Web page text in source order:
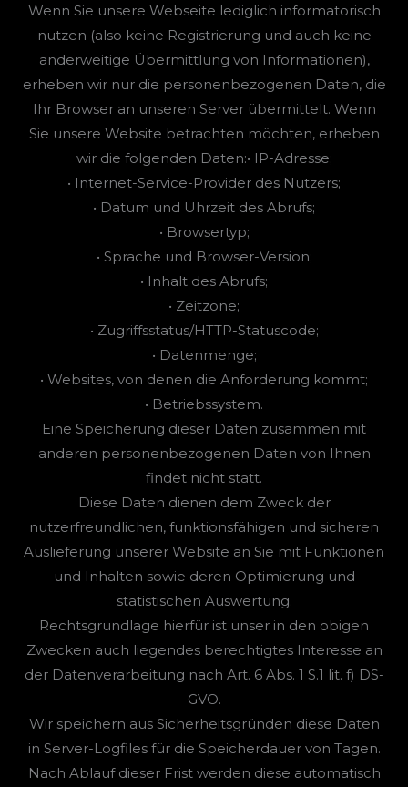
Wenn Sie unsere Webseite lediglich informatorisch
nutzen (also keine Registrierung und auch keine
anderweitige Übermittlung von Informationen),
erheben wir nur die personenbezogenen Daten, die
Ihr Browser an unseren Server übermittelt. Wenn
Sie unsere Website betrachten möchten, erheben
wir die folgenden Daten:• IP-Adresse;
• Internet-Service-Provider des Nutzers;
• Datum und Uhrzeit des Abrufs;
• Browsertyp;
• Sprache und Browser-Version;
• Inhalt des Abrufs;
• Zeitzone;
• Zugriffsstatus/HTTP-Statuscode;
• Datenmenge;
• Websites, von denen die Anforderung kommt;
• Betriebssystem.
Eine Speicherung dieser Daten zusammen mit
anderen personenbezogenen Daten von Ihnen
findet nicht statt.
Diese Daten dienen dem Zweck der
nutzerfreundlichen, funktionsfähigen und sicheren
Auslieferung unserer Website an Sie mit Funktionen
und Inhalten sowie deren Optimierung und
statistischen Auswertung.
Rechtsgrundlage hierfür ist unser in den obigen
Zwecken auch liegendes berechtigtes Interesse an
der Datenverarbeitung nach Art. 6 Abs. 1 S.1 lit. f) DS-
GVO.
Wir speichern aus Sicherheitsgründen diese Daten
in Server-Logfiles für die Speicherdauer von Tagen.
Nach Ablauf dieser Frist werden diese automatisch